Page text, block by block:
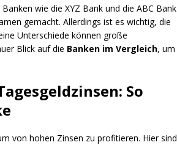
wie die XYZ Bank und die ABC Bank
gemacht. Allerdings ist es wichtig, die
Unterschiede können große
Blick auf die Banken im Vergleich, um
So
von hohen Zinsen zu profitieren. Hier sind